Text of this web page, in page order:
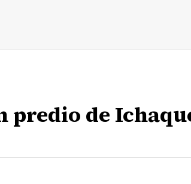
predio de